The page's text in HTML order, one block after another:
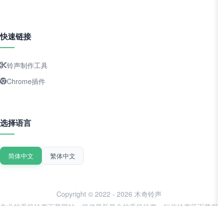
快速链接
铃声制作工具
Chrome插件
选择语言
简体中文 繁体中文
Copyright © 2022 - 2026 木奇铃声